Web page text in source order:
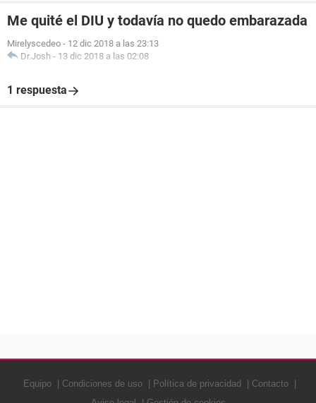
Me quité el DIU y todavía no quedo embarazada
Mirelyscedeo - 12 dic 2018 a las 23:13
Dr.Josh - 13 dic 2018 a las 02:08
1 respuesta
Equipo Condiciones de uso Política de privacidad
Contacto